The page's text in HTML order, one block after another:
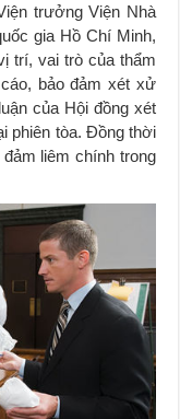
trưởng Viện Nhà
gia Hồ Chí Minh,
trí, vai trò của thẩm
bảo đảm xét xử
của Hội đồng xét
phiên tòa. Đồng thời
liêm chính trong